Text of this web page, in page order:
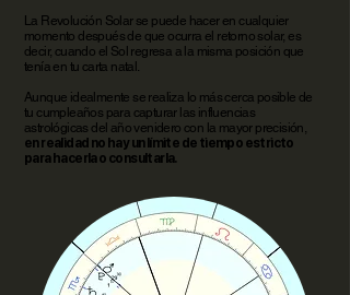
La Revolución Solar se puede hacer en cualquier
momento después de que ocurra el retorno solar, es
decir, cuando el Sol regresa a la misma posición que
tenía en tu carta natal.
Aunque idealmente se realiza lo más cerca posible de
tu cumpleaños para capturar las influencias
astrológicas del año venidero con la mayor precisión,
en realidad no hay un límite de tiempo estricto
para hacerla o consultarla.